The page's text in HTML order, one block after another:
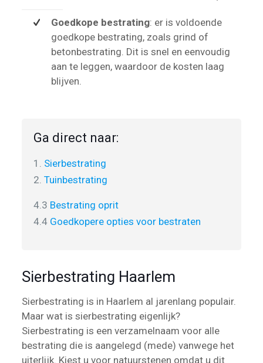
Goedkope bestrating: er is voldoende
goedkope bestrating, zoals grind of
betonbestrating. Dit is snel en eenvoudig
aan te leggen, waardoor de kosten laag
blijven.
Ga direct naar:
1. Sierbestrating
2. Tuinbestrating
4.3 Bestrating oprit
4.4 Goedkopere opties voor bestraten
Sierbestrating Haarlem
Sierbestrating is in Haarlem al jarenlang populair.
Maar wat is sierbestrating eigenlijk?
Sierbestrating is een verzamelnaam voor alle
bestrating die is aangelegd (mede) vanwege het
uiterlijk. Kiest u voor natuurstenen omdat u dit